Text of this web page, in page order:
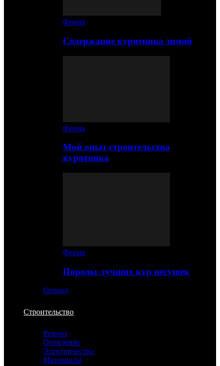
Ферма
Содержание курятника зимой
Ферма
Мой опыт строительства
курятника
Ферма
Породы лучших кур несушек
Огород
Строительство
Ремонт
Отопление
Электричество
Материалы